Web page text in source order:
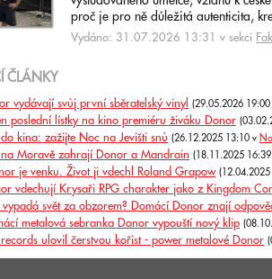
proč je pro ně důležitá autenticita,
Vydáno: 31.07.2026 13:31 v sekci
ČLÁNKY
vydávají svůj první sběratelský vinyl (29.05.2026 19:00
poslední lístky na kino premiéru živáku Donor
kina: zažijte Noc na Jevišti snů (26.12.2025 13:10 v
Moravě zahrají Donor a Mandrain (18.11.2025
je venku. Život ji vdechl Roland Grapow
vdechují Krysaři RPG charakter jako z Kingdom
svět za obzorem? Domácí Donor znají
metalová sebranka Donor vypouští nový klip
ulovil čerstvou kořist - power metalové Donor